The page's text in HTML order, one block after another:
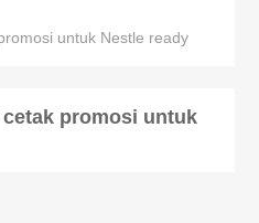
untuk Nestle ready
promosi untuk